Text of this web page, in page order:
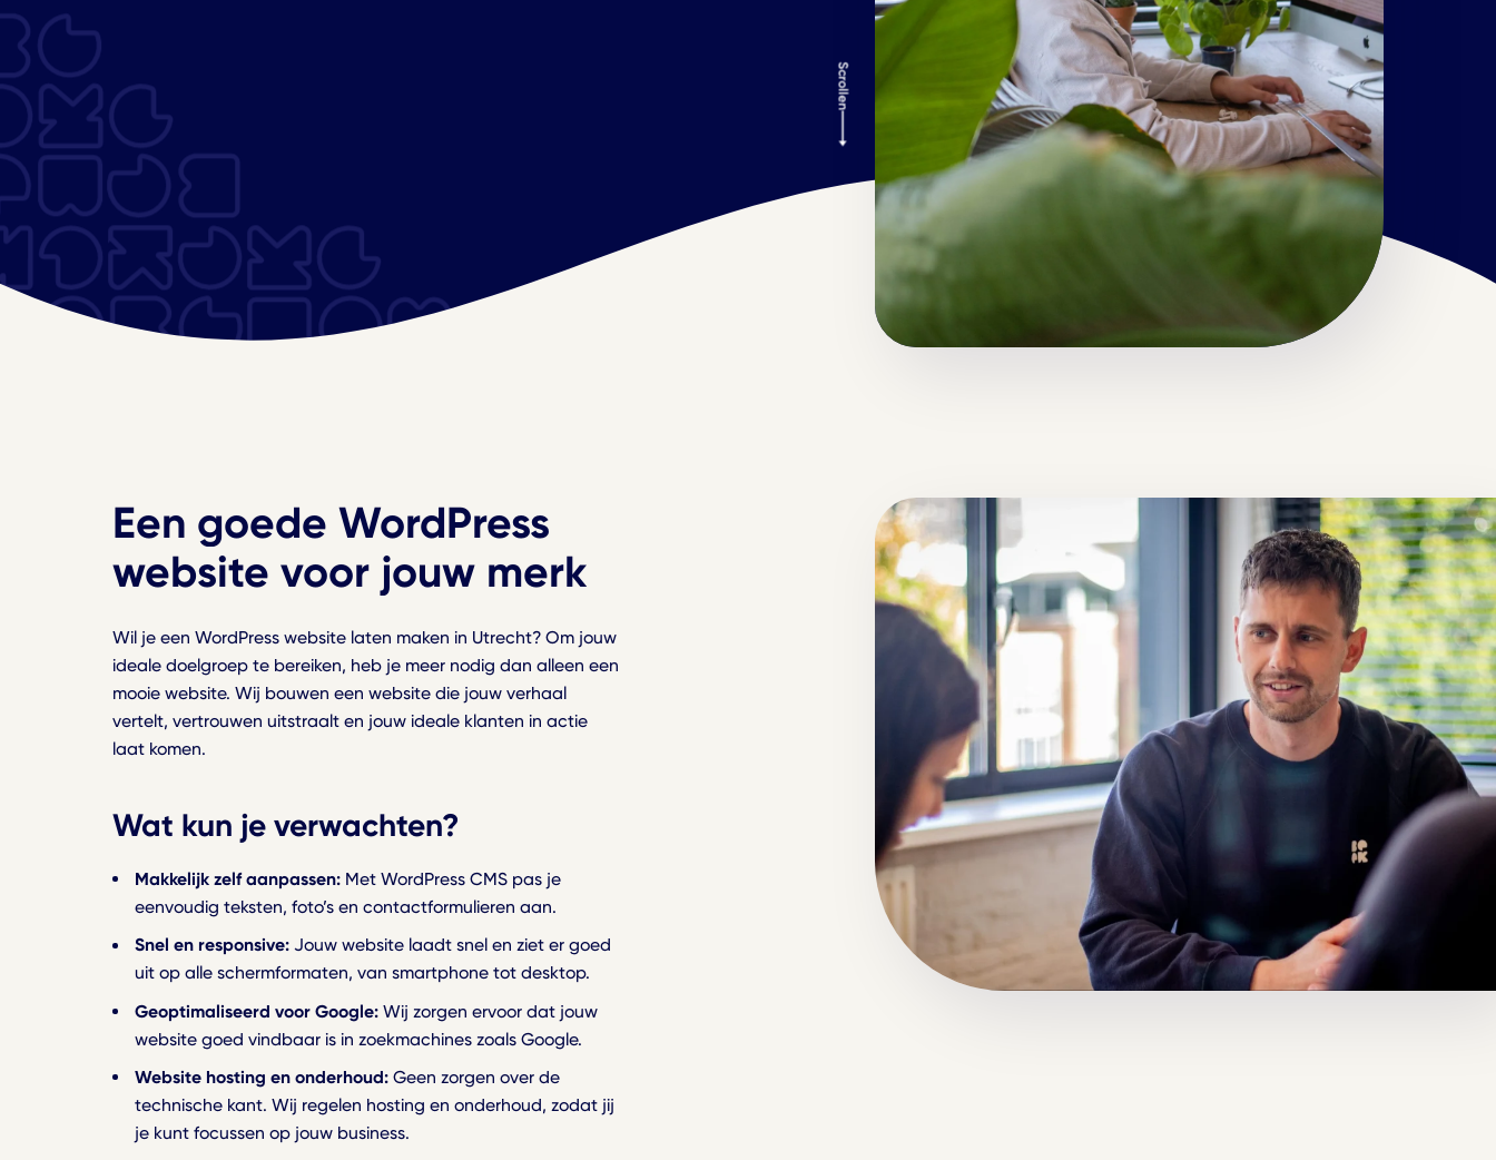
Ga terug
Merkstrategie
Overtuigend verhaal
Persoonlijkheid tonen
Brandbook
Consistent toepassen
Grafisch ontwerp
Digitaal, print en signing
Webdesign
Webdevelopment
Gebruikerservaring
Ga terug
Over ons
Werken bij
Onze vacatures
Kennis
Delen we graag
Scrollen
Een goede WordPress
website voor jouw merk
Wil je een WordPress website laten maken in Utrecht? Om jouw
ideale doelgroep te bereiken, heb je meer nodig dan alleen een
mooie website. Wij bouwen een website die jouw verhaal
vertelt, vertrouwen uitstraalt en jouw ideale klanten in actie
laat komen.
Wat kun je verwachten?
Makkelijk zelf aanpassen: Met WordPress CMS pas je
eenvoudig teksten, foto’s en contactformulieren aan.
Snel en responsive: Jouw website laadt snel en ziet er goed
uit op alle schermformaten, van smartphone tot desktop.
Geoptimaliseerd voor Google: Wij zorgen ervoor dat jouw
website goed vindbaar is in zoekmachines zoals Google.
Website hosting en onderhoud: Geen zorgen over de
technische kant. Wij regelen hosting en onderhoud, zodat jij
je kunt focussen op jouw business.